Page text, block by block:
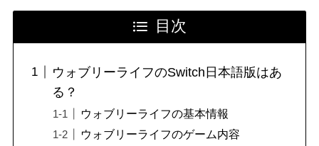
目次
ウォブリーライフのSwitch日本語版はあ
る？
ウォブリーライフの基本情報
ウォブリーライフのゲーム内容